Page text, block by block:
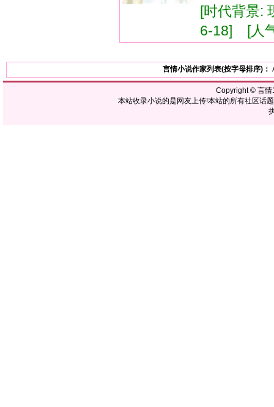
[时代背景:
6-18] [人
言情小说作家列表(按字母排序)：
Copyright © 言情
本站收录小说的是网友上传!本站的所有社区话